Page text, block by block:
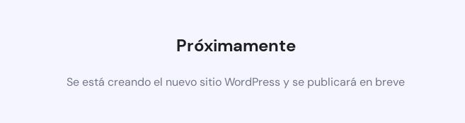
Próximamente
Se está creando el nuevo sitio WordPress y se publicará en breve